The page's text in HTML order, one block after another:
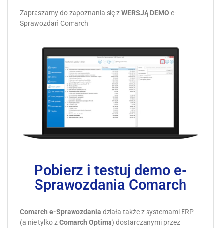
Zapraszamy do zapoznania się zWERSJĄ DEMO e-
Sprawozdań Comarch
Pobierz i testuj demo e-
Sprawozdania Comarch
Comarch e-Sprawozdania działa także z systemami ERP
(a nie tylko zComarch Optima) dostarczanymi przez